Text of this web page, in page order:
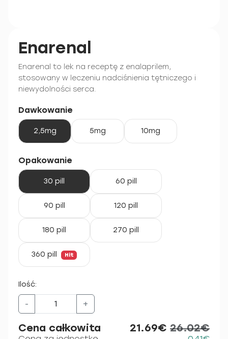
Enarenal
Enarenal to lek na receptę z enalaprilem,
stosowany w leczeniu nadciśnienia tętniczego i
niewydolności serca.
Dawkowanie
2,5mg 5mg 10mg
Opakowanie
30 pill 60 pill
90 pill 120 pill
180 pill 270 pill
360 pill Hit
Ilość:
- +
Cena całkowita 21.69€ 26.02€